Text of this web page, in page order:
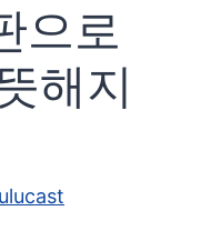
으로
해지